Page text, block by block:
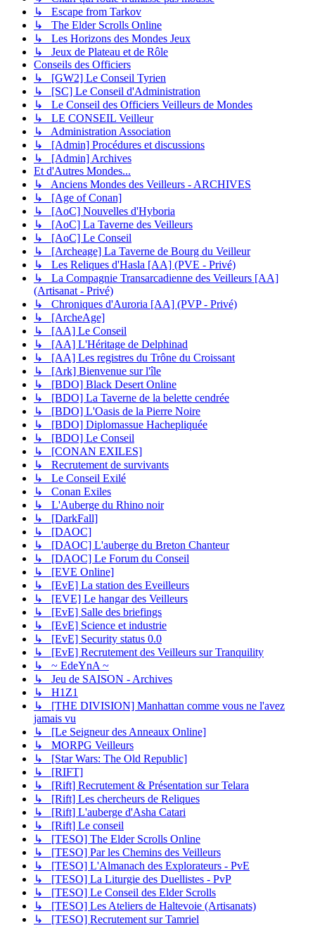
↳ Escape from Tarkov
↳ The Elder Scrolls Online
↳ Les Horizons des Mondes Jeux
↳ Jeux de Plateau et de Rôle
Conseils des Officiers
↳ [GW2] Le Conseil Tyrien
↳ [SC] Le Conseil d'Administration
↳ Le Conseil des Officiers Veilleurs de Mondes
↳ LE CONSEIL Veilleur
↳ Administration Association
↳ [Admin] Procédures et discussions
↳ [Admin] Archives
Et d'Autres Mondes...
↳ Anciens Mondes des Veilleurs - ARCHIVES
↳ [Age of Conan]
↳ [AoC] Nouvelles d'Hyboria
↳ [AoC] La Taverne des Veilleurs
↳ [AoC] Le Conseil
↳ [Archeage] La Taverne de Bourg du Veilleur
↳ Les Reliques d'Hasla [AA] (PVE - Privé)
↳ La Compagnie Transarcadienne des Veilleurs [AA]
(Artisanat - Privé)
↳ Chroniques d'Auroria [AA] (PVP - Privé)
↳ [ArcheAge]
↳ [AA] Le Conseil
↳ [AA] L'Héritage de Delphinad
↳ [AA] Les registres du Trône du Croissant
↳ [Ark] Bienvenue sur l'île
↳ [BDO] Black Desert Online
↳ [BDO] La Taverne de la belette cendrée
↳ [BDO] L'Oasis de la Pierre Noire
↳ [BDO] Diplomassue Hachepliquée
↳ [BDO] Le Conseil
↳ [CONAN EXILES]
↳ Recrutement de survivants
↳ Le Conseil Exilé
↳ Conan Exiles
↳ L'Auberge du Rhino noir
↳ [DarkFall]
↳ [DAOC]
↳ [DAOC] L'auberge du Breton Chanteur
↳ [DAOC] Le Forum du Conseil
↳ [EVE Online]
↳ [EvE] La station des Eveilleurs
↳ [EVE] Le hangar des Veilleurs
↳ [EvE] Salle des briefings
↳ [EvE] Science et industrie
↳ [EvE] Security status 0.0
↳ [EvE] Recrutement des Veilleurs sur Tranquility
↳ ~ EdeYnA ~
↳ Jeu de SAISON - Archives
↳ H1Z1
↳ [THE DIVISION] Manhattan comme vous ne l'avez
jamais vu
↳ [Le Seigneur des Anneaux Online]
↳ MORPG Veilleurs
↳ [Star Wars: The Old Republic]
↳ [RIFT]
↳ [Rift] Recrutement & Présentation sur Telara
↳ [Rift] Les chercheurs de Reliques
↳ [Rift] L'auberge d'Asha Catari
↳ [Rift] Le conseil
↳ [TESO] The Elder Scrolls Online
↳ [TESO] Par les Chemins des Veilleurs
↳ [TESO] L'Almanach des Explorateurs - PvE
↳ [TESO] La Liturgie des Duellistes - PvP
↳ [TESO] Le Conseil des Elder Scrolls
↳ [TESO] Les Ateliers de Haltevoie (Artisanats)
↳ [TESO] Recrutement sur Tamriel